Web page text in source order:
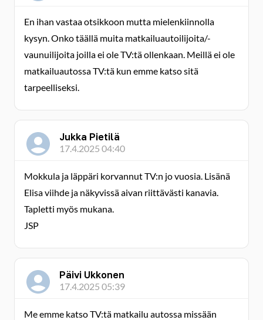
En ihan vastaa otsikkoon mutta mielenkiinnolla
kysyn. Onko täällä muita matkailuautoilijoita/-
vaunuilijoita joilla ei ole TV:tä ollenkaan. Meillä ei ole
matkailuautossa TV:tä kun emme katso sitä
tarpeelliseksi.
Jukka Pietilä
17.4.2025 04:40
Mokkula ja läppäri korvannut TV:n jo vuosia. Lisänä
Elisa viihde ja näkyvissä aivan riittävästi kanavia.
Tapletti myös mukana.
JSP
Päivi Ukkonen
17.4.2025 05:39
Me emme katso TV:tä matkailu autossa missään